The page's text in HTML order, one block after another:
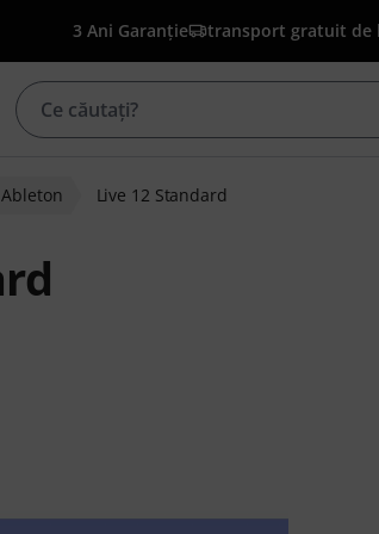
3 Ani Garanție transport gratuit de
Ableton Live 12 Standard